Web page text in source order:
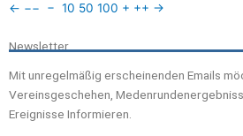
← −− − 10 50 100 + ++ →
Newsletter
Mit unregelmäßig erscheinenden Emails
Vereinsgeschehen,
Ereignisse Informieren.